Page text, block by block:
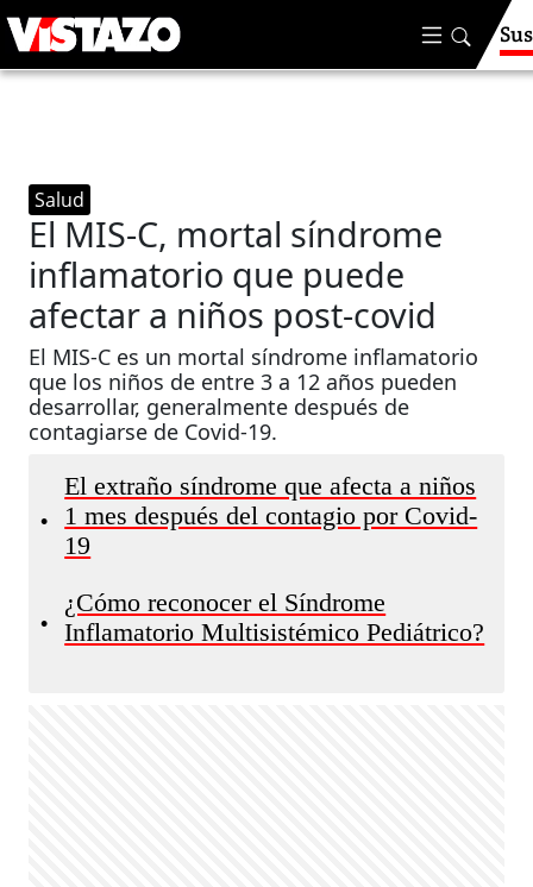
Salud
El MIS-C, mortal síndrome
inflamatorio que puede
afectar a niños post-covid
El MIS-C es un mortal síndrome inflamatorio
que los niños de entre 3 a 12 años pueden
desarrollar, generalmente después de
contagiarse de Covid-19.
•
El extraño síndrome que afecta a niños
1 mes después del contagio por Covid-
19
•
¿Cómo reconocer el Síndrome
Inflamatorio Multisistémico Pediátrico?